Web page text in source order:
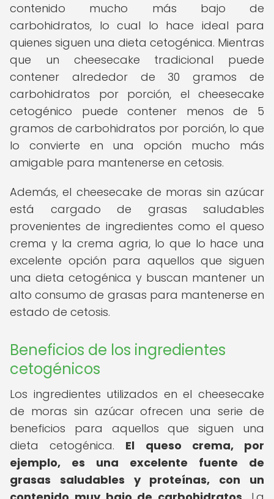
contenido mucho más bajo de
carbohidratos, lo cual lo hace ideal para
quienes siguen una dieta cetogénica. Mientras
que un cheesecake tradicional puede
contener alrededor de 30 gramos de
carbohidratos por porción, el cheesecake
cetogénico puede contener menos de 5
gramos de carbohidratos por porción, lo que
lo convierte en una opción mucho más
amigable para mantenerse en cetosis.
Además, el cheesecake de moras sin azúcar
está cargado de grasas saludables
provenientes de ingredientes como el queso
crema y la crema agria, lo que lo hace una
excelente opción para aquellos que siguen
una dieta cetogénica y buscan mantener un
alto consumo de grasas para mantenerse en
estado de cetosis.
Beneficios de los ingredientes
cetogénicos
Los ingredientes utilizados en el cheesecake
de moras sin azúcar ofrecen una serie de
beneficios para aquellos que siguen una
dieta cetogénica. El queso crema, por
ejemplo, es una excelente fuente de
grasas saludables y proteínas, con un